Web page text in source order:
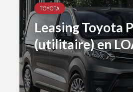
TOYOTA
Leasing Toyota
(utilitaire) en